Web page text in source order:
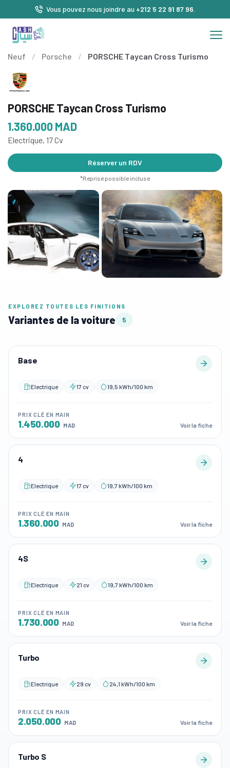
Vous pouvez nous joindre au +212 5 22 91 87 96
Neuf / Porsche / PORSCHE Taycan Cross Turismo
PORSCHE Taycan Cross Turismo
1.360.000MAD
Electrique, 17 Cv
Réserver un RDV
*Reprise possible incluse
EXPLOREZ TOUTES LES FINITIONS
Variantes de la voiture 5
Base
Electrique 17 cv 19,5 kWh/100 km
PRIX CLÉ EN MAIN
1.450.000 MAD Voir la fiche
4
Electrique 17 cv 19,7 kWh/100 km
PRIX CLÉ EN MAIN
1.360.000 MAD Voir la fiche
4S
Electrique 21 cv 19,7 kWh/100 km
PRIX CLÉ EN MAIN
1.730.000 MAD Voir la fiche
Turbo
Electrique 29 cv 24,1 kWh/100 km
PRIX CLÉ EN MAIN
2.050.000 MAD Voir la fiche
Turbo S